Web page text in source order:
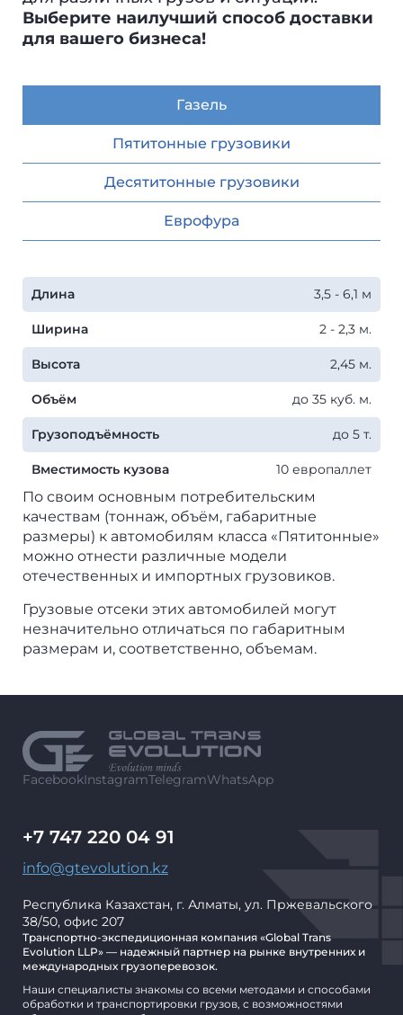
Выберите наилучший способ доставки
для вашего бизнеса!
Газель
Пятитонные грузовики
Десятитонные грузовики
Еврофура
Длина 3,5 - 6,1 м
Ширина 2 - 2,3 м.
Высота 2,45 м.
Объём до 35 куб. м.
Грузоподъёмность до 5 т.
Вместимость кузова 10 европаллет
По своим основным потребительским
качествам (тоннаж, объём, габаритные
размеры) к автомобилям класса «Пятитонные»
можно отнести различные модели
отечественных и импортных грузовиков.
Грузовые отсеки этих автомобилей могут
незначительно отличаться по габаритным
размерам и, соответственно, объемам.
FacebookInstagramTelegramWhatsApp
Транспортно-экспедиционная компания «Global Trans
Evolution LLP» — надежный партнер на рынке внутренних и
международных грузоперевозок.
Наши специалисты знакомы со всеми методами и способами
обработки и транспортировки грузов, с возможностями
+7 747 220 04 91
info@gtevolution.kz
Республика Казахстан, г. Алматы, ул. Пржевальского
38/50, офис 207